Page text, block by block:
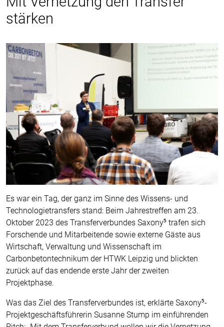
stärken
Es war ein Tag, der ganz im Sinne des Wissens- und
Technologietransfers stand: Beim Jahrestreffen am 23.
Oktober 2023 des Transferverbundes Saxony⁵ trafen sich
Forschende und Mitarbeitende sowie externe Gäste aus
Wirtschaft, Verwaltung und Wissenschaft im
Carbonbetontechnikum der HTWK Leipzig und blickten
zurück auf das endende erste Jahr der zweiten
Projektphase.
Was das Ziel des Transferverbundes ist, erklärte Saxony⁵-
Projektgeschäftsführerin Susanne Stump im einführenden